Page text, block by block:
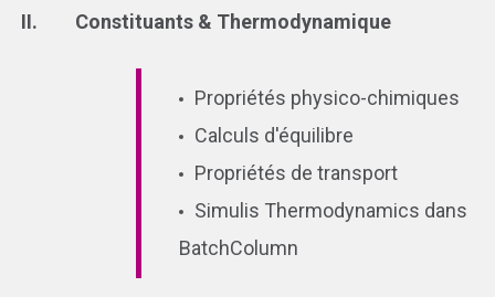
Constituants & Thermodynamique
Propriétés physico-chimiques
Calculs d'équilibre
Propriétés de transport
Simulis Thermodynamics dans
BatchColumn